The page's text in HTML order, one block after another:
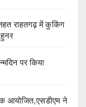
तहत राहतगढ़ में कुकिंग
हुनर
पर किया
आयोजित,एसडीएम ने